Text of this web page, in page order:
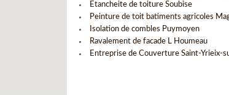
Etancheite de toiture Soubise
Peinture de toit batiments agricoles
Isolation de combles Puymoyen
Ravalement de facade L Houmeau
Entreprise de Couverture Saint-Yrieix-